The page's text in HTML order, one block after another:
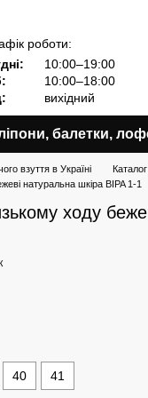
роботи:
10:00–19:00
10:00–18:00
вихідний
балетки,
взуття в Україні
натуральна шкіра BIPA 1-1
ходу
40 41